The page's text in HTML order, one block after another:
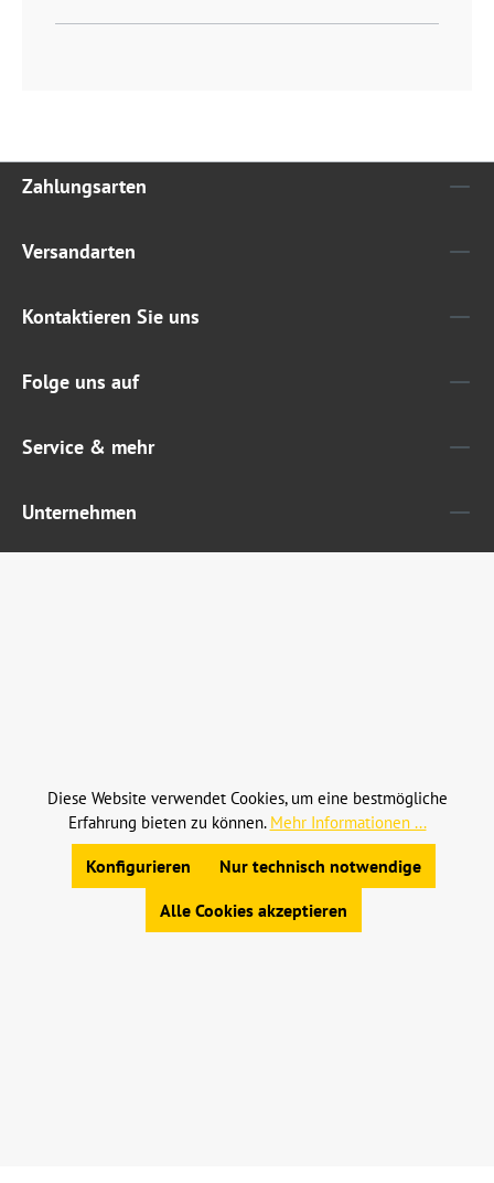
Zahlungsarten
Versandarten
Kontaktieren Sie uns
Folge uns auf
Service & mehr
Unternehmen
© 2023 Leinweber Landtechnik GmbH & Co. KG
Allgemeine Geschäftsbedingungen|
Widerrufsbelehrung
Impressum
Diese Website verwendet Cookies, um eine bestmögliche
Erfahrung bieten zu können. Mehr Informationen ...
Nur technisch notwendige
Konfigurieren
Alle Cookies akzeptieren